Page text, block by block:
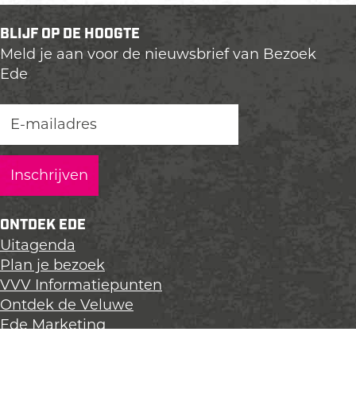
BLIJF OP DE HOOGTE
Meld je aan voor de nieuwsbrief van Bezoek
Ede
ONTDEK EDE
Uitagenda
Plan je bezoek
VVV Informatiepunten
Ontdek de Veluwe
Ede Marketing